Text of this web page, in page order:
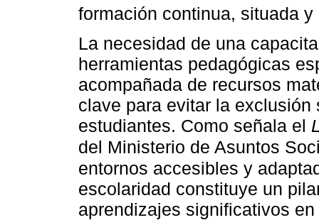
formación continua, situada
La necesidad de una
herramientas pedagógicas
acompañada de recursos
clave para evitar la
estudiantes. Como señala el
del Ministerio de Asuntos
entornos accesibles y
escolaridad constituye un
aprendizajes significativos